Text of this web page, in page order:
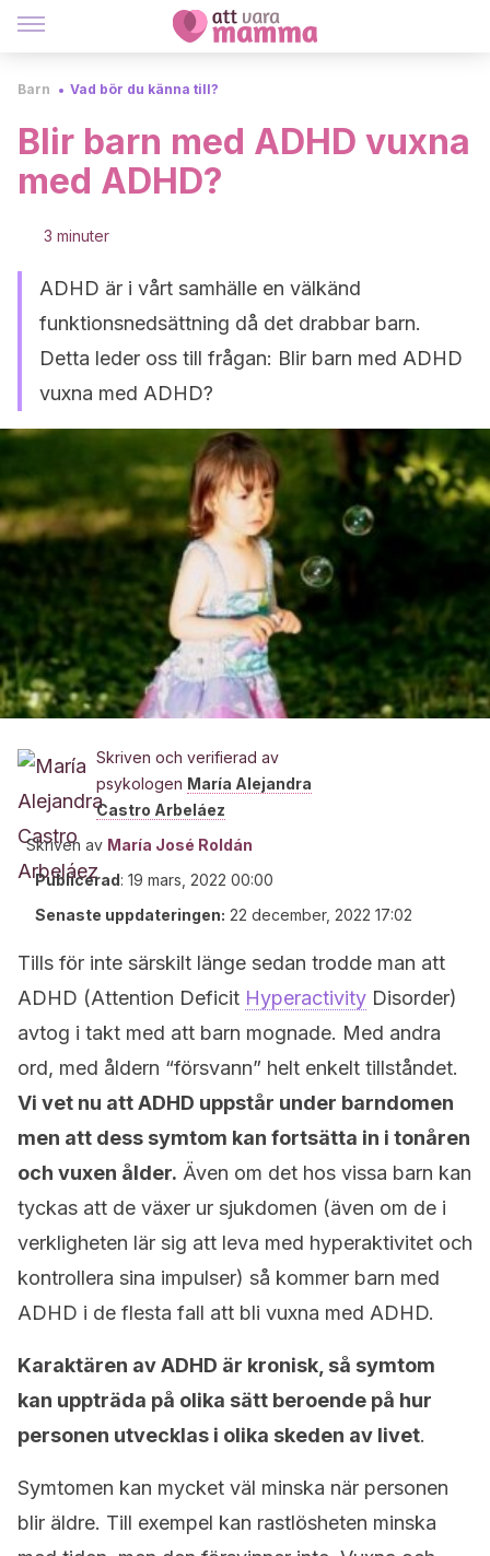
Barn Vad bör du känna till?
Blir barn med ADHD vuxna
med ADHD?
3 minuter
ADHD är i vårt samhälle en välkänd
funktionsnedsättning då det drabbar barn.
Detta leder oss till frågan: Blir barn med ADHD
vuxna med ADHD?
Skriven och verifierad av
psykologen María Alejandra
Castro Arbeláez
Skriven av María José Roldán
Publicerad: 19 mars, 2022 00:00
Senaste uppdateringen: 22 december, 2022 17:02
Tills för inte särskilt länge sedan trodde man att
ADHD (Attention Deficit Hyperactivity Disorder)
avtog i takt med att barn mognade. Med andra
ord, med åldern “försvann” helt enkelt tillståndet.
Vi vet nu att ADHD uppstår under barndomen
men att dess symtom kan fortsätta in i tonåren
och vuxen ålder. Även om det hos vissa barn kan
tyckas att de växer ur sjukdomen (även om de i
verkligheten lär sig att leva med hyperaktivitet och
kontrollera sina impulser) så kommer barn med
ADHD i de flesta fall att bli vuxna med ADHD.
Karaktären av ADHD är kronisk, så symtom
kan uppträda på olika sätt beroende på hur
personen utvecklas i olika skeden av livet.
Symtomen kan mycket väl minska när personen
blir äldre. Till exempel kan rastlösheten minska